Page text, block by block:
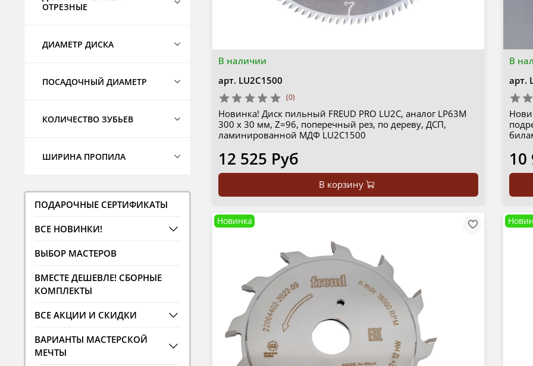
В наличии
арт. LU2C1500
(0)
Новинка! Диск пильный FREUD PRO LU2C, аналог LP63М
300 х 30 мм, Z=96, поперечный рез, по дереву, ДСП,
ламинированной МДФ LU2C1500
12 525 Руб
В корзину
В
арт.
10
Новинка
ОТРЕЗНЫЕ
ДИАМЕТР ДИСКА
ПОСАДОЧНЫЙ ДИАМЕТР
КОЛИЧЕСТВО ЗУБЬЕВ
ШИРИНА ПРОПИЛА
ПОДАРОЧНЫЕ СЕРТИФИКАТЫ
ВСЕ НОВИНКИ!
ВЫБОР МАСТЕРОВ
ВМЕСТЕ ДЕШЕВЛЕ! СБОРНЫЕ
КОМПЛЕКТЫ
ВСЕ АКЦИИ И СКИДКИ
ВАРИАНТЫ МАСТЕРСКОЙ
МЕЧТЫ